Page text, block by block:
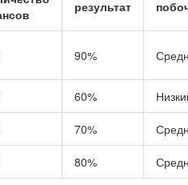
результат
90%
60%
70%
80%